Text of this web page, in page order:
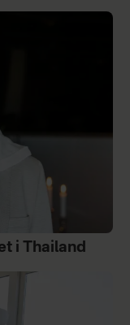
i Thailand